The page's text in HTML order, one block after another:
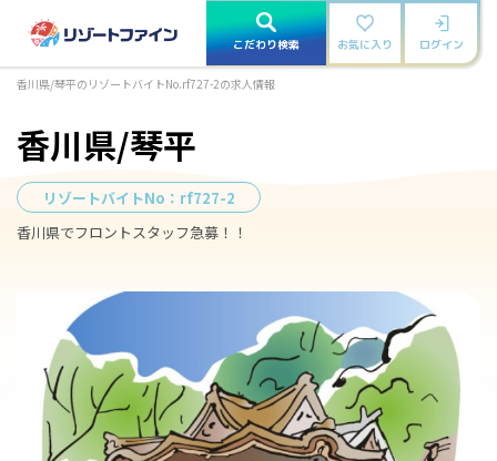
こだわり検索 お気に入り ログイン
香川県/琴平のリゾートバイトNo.rf727-2の求人情報
香川県/琴平
リゾートバイトNo： rf727-2
香川県でフロントスタッフ急募！！